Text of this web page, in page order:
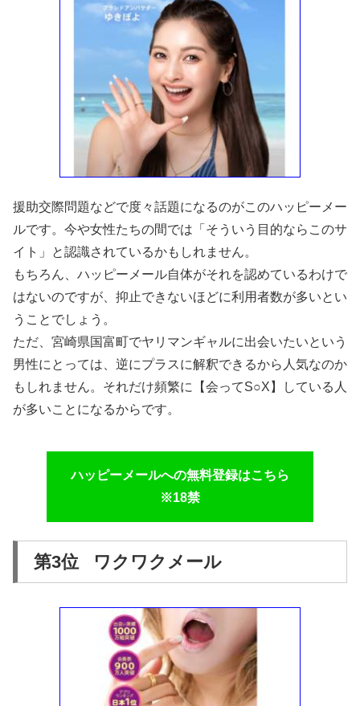
援助交際問題などで度々話題になるのがこのハッピーメー
ルです。今や女性たちの間では「そういう目的ならこのサ
イト」と認識されているかもしれません。
もちろん、ハッピーメール自体がそれを認めているわけで
はないのですが、抑止できないほどに利用者数が多いとい
うことでしょう。
ただ、宮崎県国富町でヤリマンギャルに出会いたいという
男性にとっては、逆にプラスに解釈できるから人気なのか
もしれません。それだけ頻繁に【会ってS○X】している人
が多いことになるからです。
ハッピーメールへの無料登録はこちら
※18禁
第3位 ワクワクメール